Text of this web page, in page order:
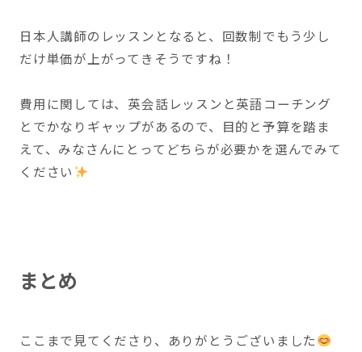
日本人講師のレッスンとなると、回数制でもう少し
だけ単価が上がってきそうですね！
費用に関しては、英会話レッスンと英語コーチング
とでかなりギャップがあるので、目的と予算を踏ま
えて、みなさんにとってどちらが必要かを選んでみて
ください
まとめ
ここまで見てくださり、ありがとうございました